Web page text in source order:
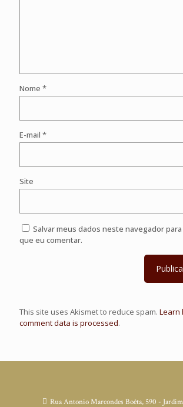
Nome *
E-mail *
Site
Salvar meus dados neste navegador
que eu comentar.
This site uses Akismet to reduce spam. Learn
comment data is processed.
Rua Antonio Marcondes Boêta, 590 -